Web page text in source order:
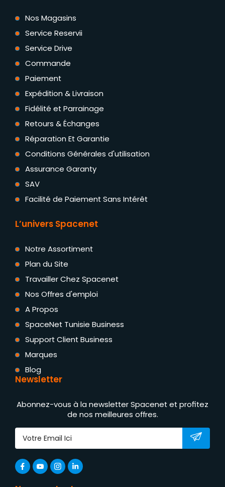
Nos Magasins
Service Reservii
Service Drive
Commande
Paiement
Expédition & Livraison
Fidélité et Parrainage
Retours & Échanges
Réparation Et Garantie
Conditions Générales d'utilisation
Assurance Garanty
SAV
Facilité de Paiement Sans Intérêt
L’univers Spacenet
Notre Assortiment
Plan du Site
Travailler Chez Spacenet
Nos Offres d'emploi
A Propos
SpaceNet Tunisie Business
Support Client Business
Marques
Blog
Newsletter
Abonnez-vous à la newsletter Spacenet et profitez
de nos meilleures offres.